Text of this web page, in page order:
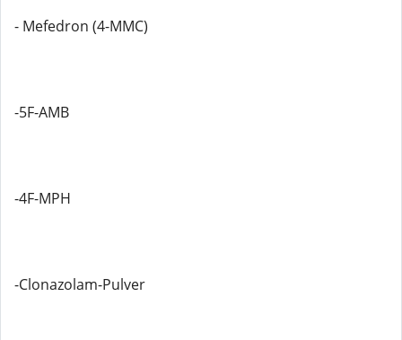
- Mefedron (4-MMC)
-5F-AMB
-4F-MPH
-Clonazolam-Pulver